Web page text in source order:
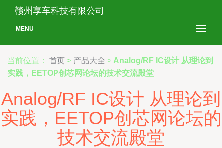
赣州享车科技有限公司
MENU
当前位置： 首页 > 产品大全 > Analog/RF IC设计 从理论到
实践，EETOP创芯网论坛的技术交流殿堂
Analog/RF IC设计 从理论到
实践，EETOP创芯网论坛的
技术交流殿堂